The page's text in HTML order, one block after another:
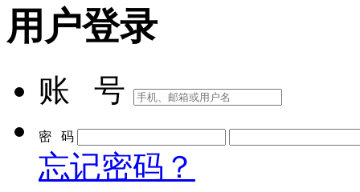
用户登录
账 号
密 码
忘记密码？